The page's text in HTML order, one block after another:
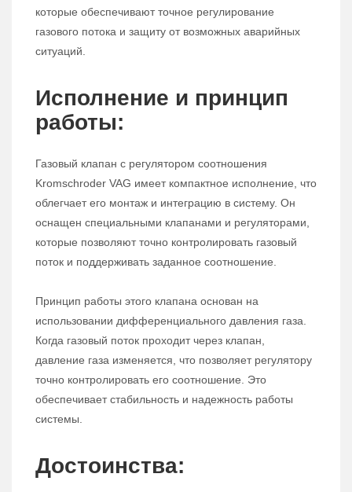
которые обеспечивают точное регулирование
газового потока и защиту от возможных аварийных
ситуаций.
Исполнение и принцип
работы:
Газовый клапан с регулятором соотношения
Kromschroder VAG имеет компактное исполнение, что
облегчает его монтаж и интеграцию в систему. Он
оснащен специальными клапанами и регуляторами,
которые позволяют точно контролировать газовый
поток и поддерживать заданное соотношение.
Принцип работы этого клапана основан на
использовании дифференциального давления газа.
Когда газовый поток проходит через клапан,
давление газа изменяется, что позволяет регулятору
точно контролировать его соотношение. Это
обеспечивает стабильность и надежность работы
системы.
Достоинства: